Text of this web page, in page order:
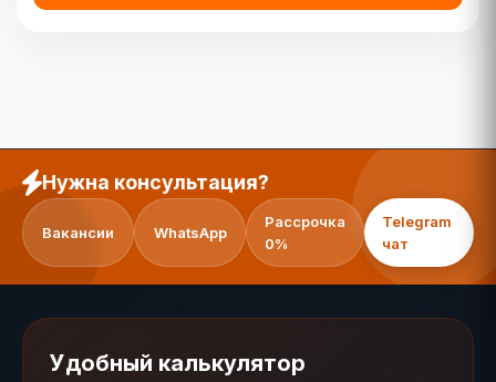
Нужна консультация?
Вакансии WhatsApp
Рассрочка
0%
Telegram
чат
Удобный калькулятор